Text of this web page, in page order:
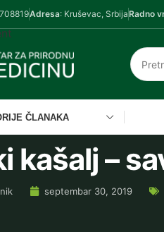
Adresa: Kruševac, SrbijaRadno
ČLANAKA
kašalj –
septembar 30, 2019